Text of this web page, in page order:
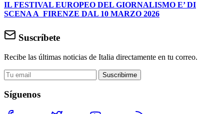
IL FESTIVAL EUROPEO DEL GIORNALISMO E’ DI
SCENA A FIRENZE DAL 10 MARZO 2026
Suscríbete
Recibe las últimas noticias de Italia directamente en tu correo.
Suscribirme
Síguenos